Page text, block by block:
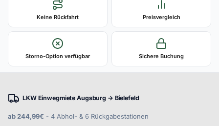
Keine Rückfahrt Preisvergleich
Storno-Option verfügbar Sichere Buchung
LKW Einwegmiete Augsburg → Bielefeld
ab 244,99€ - 4 Abhol- & 6 Rückgabestationen